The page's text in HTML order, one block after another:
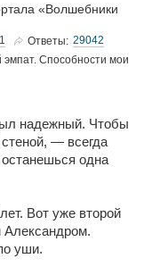
«Волшебники
Ответы: 29042
Способности мои
надежный. Чтобы
— всегда
одна
Вот уже второй
Александром.
уши.